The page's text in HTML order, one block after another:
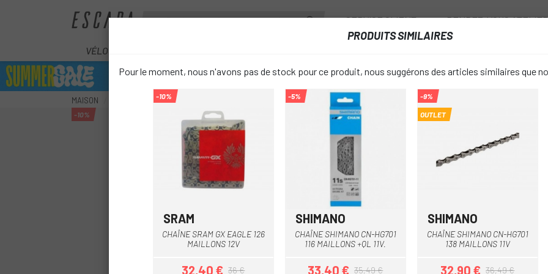
SERVICE CLIENT RENDEZ-VOUS
VÉLOS
MAISON COMPOSANTS TRANSMISSION CHAÎNE SRAM 1071 114 MAILLONS 10V
-10%
CHAÎNE
MAILLONS
TAILLE: Unique
PRODUITS SIMILAIRES
Pour le moment, nous n'avons pas de stock pour ce produit, nous suggérons des articles similaires que
-10%
SRAM
CHAÎNE SRAM GX EAGLE 126
MAILLONS 12V
32,40 € 36 €
-5%
SHIMANO
CHAÎNE SHIMANO CN-HG701
116 MAILLONS +QL 11V.
33,40 € 35,49 €
-9%
OUTLET
SHIMANO
CHAÎNE SHIMANO CN-HG701
138 MAILLONS 11V
32,90 € 36,49 €